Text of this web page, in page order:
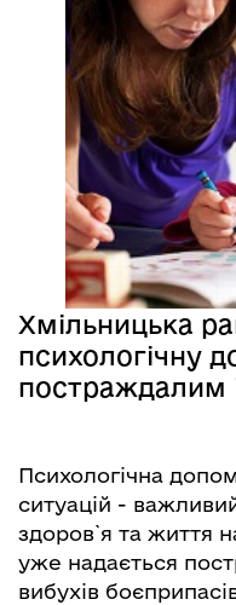
Хмільницька
психологічну
постраждалим
Психологічна
ситуацій -
здоров`я та життя
уже надається
вибухів